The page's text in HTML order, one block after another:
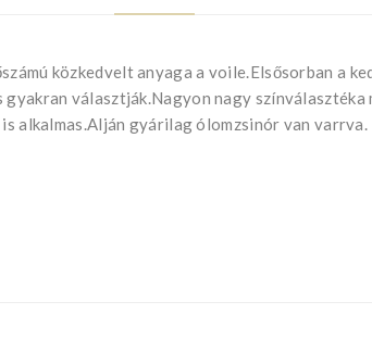
közkedvelt anyaga a voile.Elsősorban a
választják.Nagyon nagy
alkalmas.Alján gyárilag ólomzsinór van varrva.